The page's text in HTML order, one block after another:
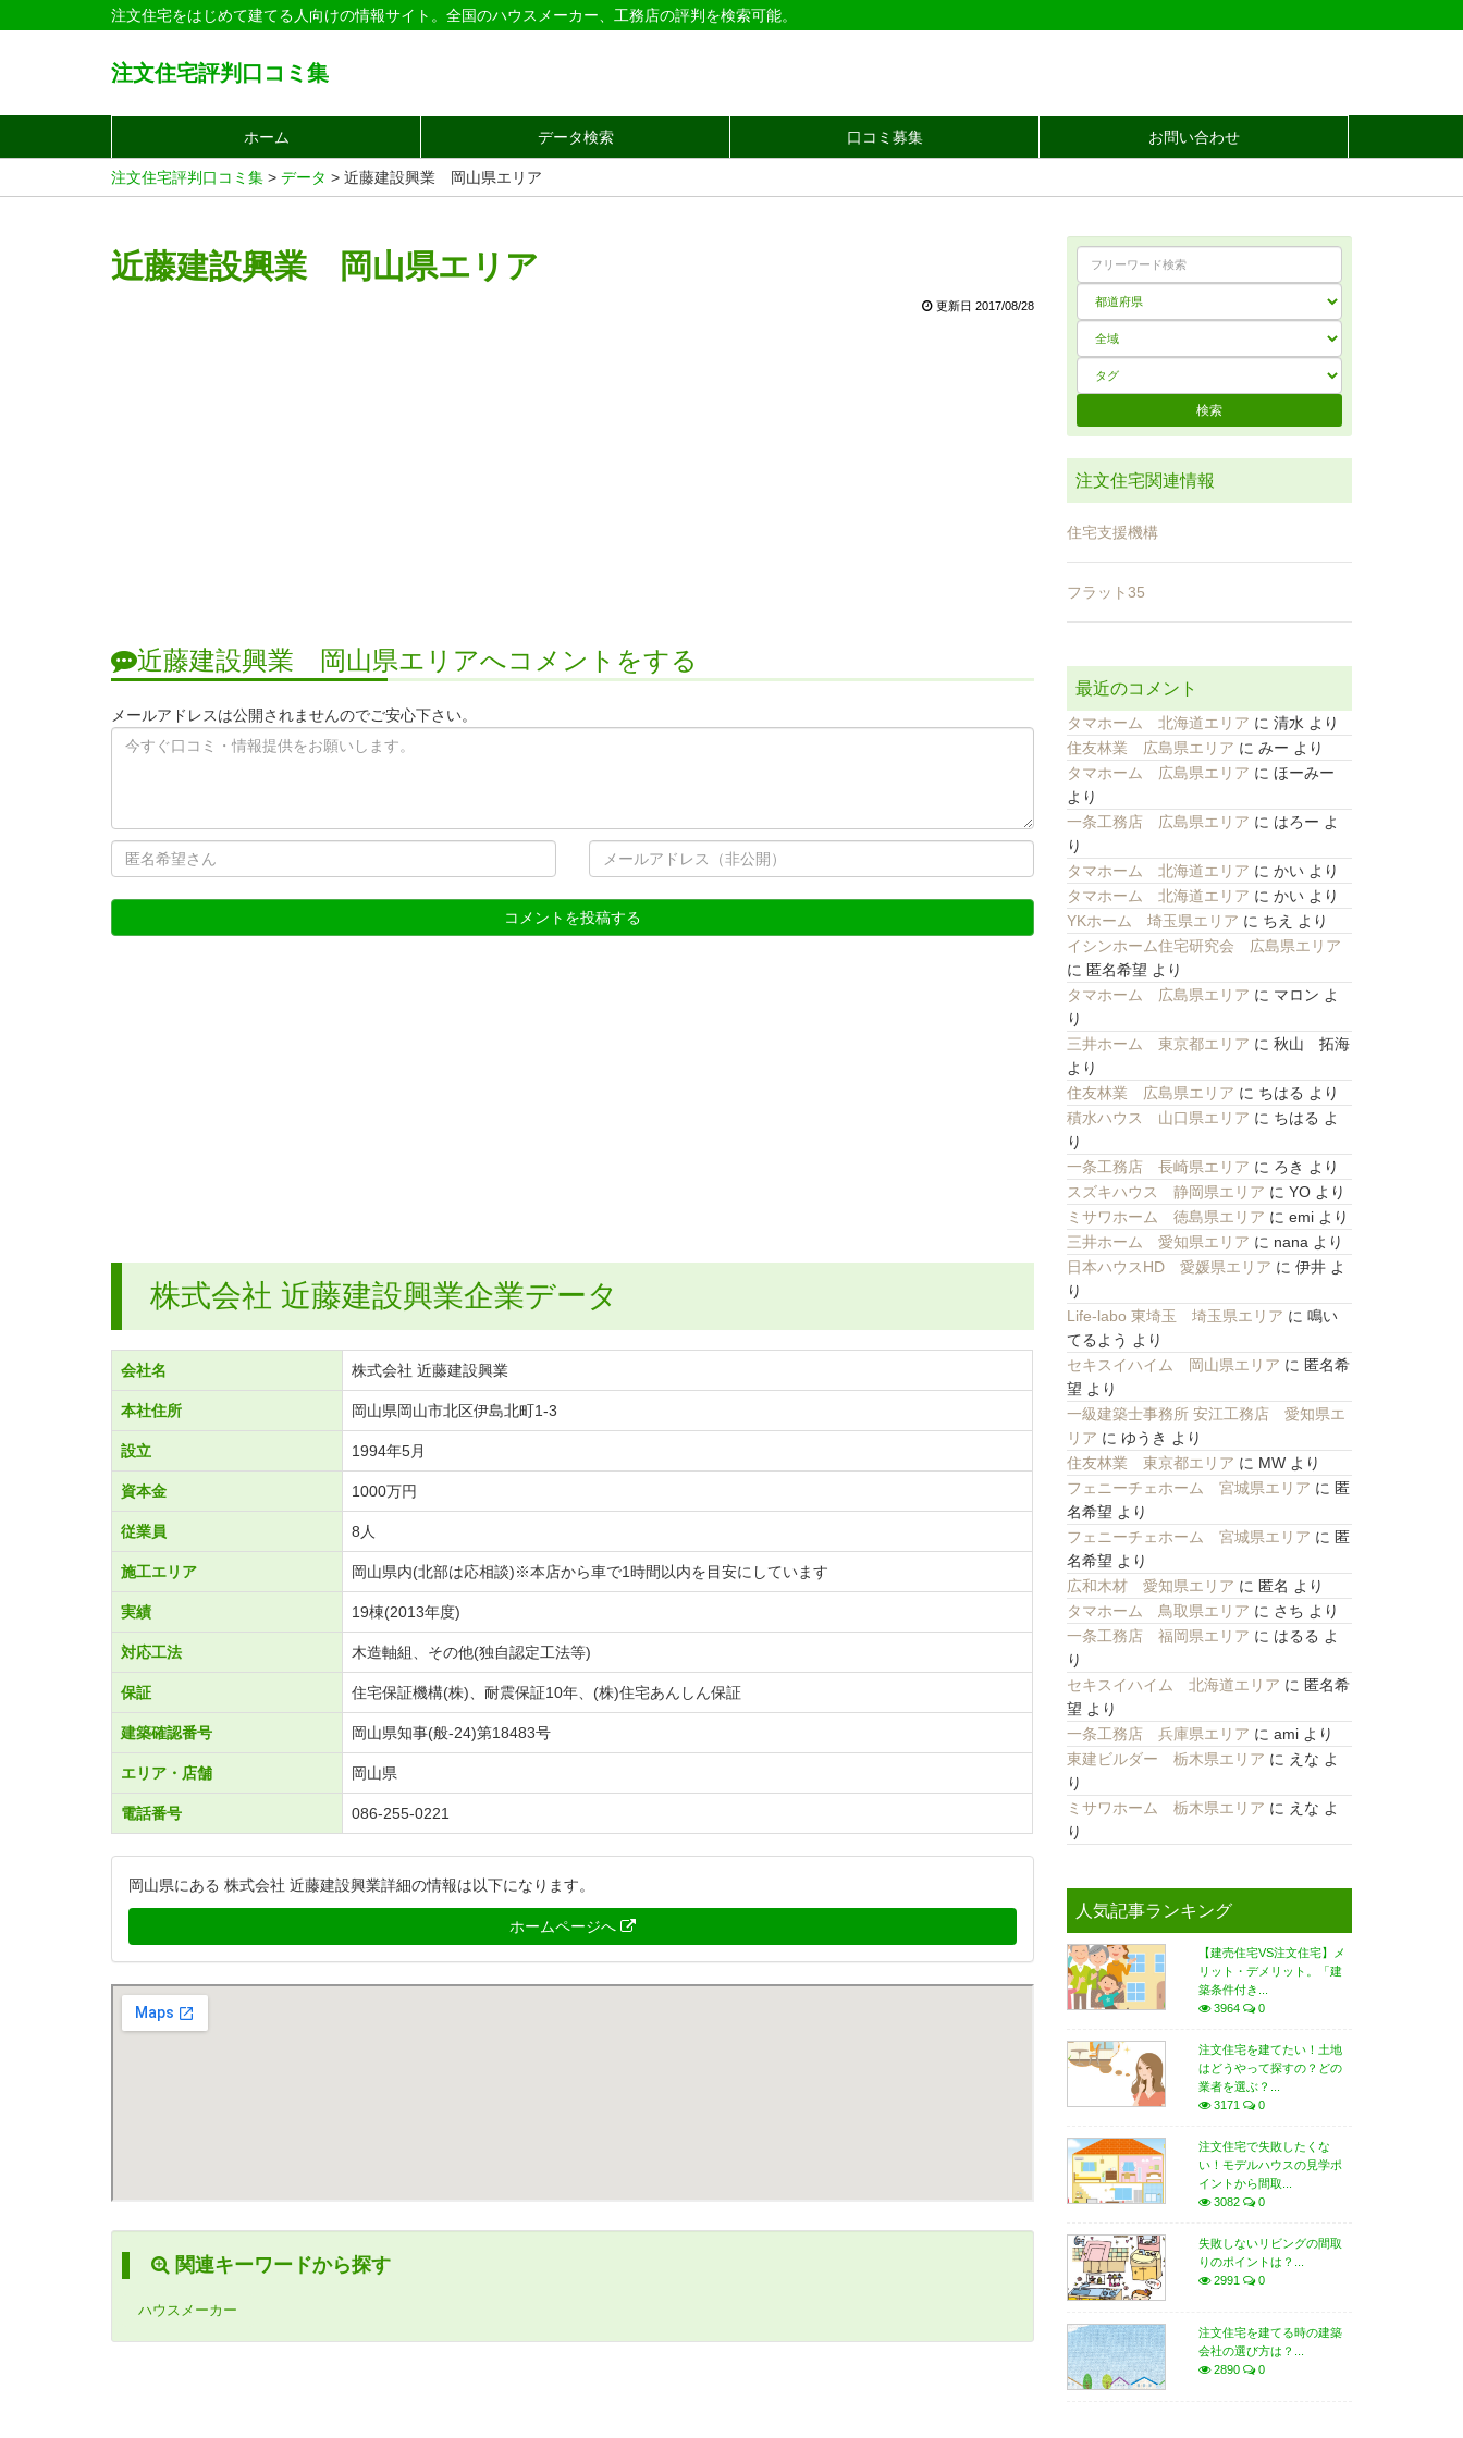
注文住宅をはじめて建てる人向けの情報サイト。全国のハウスメーカー、工務店の評判を検索可能。
注文住宅評判口コミ集
ホーム データ検索 口コミ募集 お問い合わせ
注文住宅評判口コミ集 > データ > 近藤建設興業 岡山県エリア
近藤建設興業 岡山県エリア
更新日 2017/08/28
近藤建設興業 岡山県エリアへコメントをする
メールアドレスは公開されませんのでご安心下さい。
株式会社 近藤建設興業企業データ
会社名 株式会社 近藤建設興業
本社住所 岡山県岡山市北区伊島北町1-3
設立 1994年5月
資本金 1000万円
従業員 8人
施工エリア 岡山県内(北部は応相談)※本店から車で1時間以内を目安にしています
実績 19棟(2013年度)
対応工法 木造軸組、その他(独自認定工法等)
保証 住宅保証機構(株)、耐震保証10年、(株)住宅あんしん保証
建築確認番号 岡山県知事(般-24)第18483号
エリア・店舗 岡山県
電話番号 086-255-0221
岡山県にある 株式会社 近藤建設興業詳細の情報は以下になります。
ホームページへ
関連キーワードから探す
ハウスメーカー
注文住宅関連情報
住宅支援機構
フラット35
最近のコメント
タマホーム 北海道エリア に 清水 より
住友林業 広島県エリア に みー より
タマホーム 広島県エリア に ほーみー
より
一条工務店 広島県エリア に はろー よ
り
タマホーム 北海道エリア に かいより
タマホーム 北海道エリア に かいより
YKホーム 埼玉県エリア に ちえ
より
イシンホーム住宅研究会 広島県エリア
に 匿名希望 より
タマホーム 広島県エリア に マロン よ
り
三井ホーム 東京都エリア に 秋山 拓海
より
住友林業 広島県エリア に ちはる より
積水ハウス 山口県エリア に ちはる よ
り
一条工務店 長崎県エリア に ろき より
スズキハウス 静岡県エリア に YOより
ミサワホーム 徳島県エリア に emiより
三井ホーム 愛知県エリア に nana より
日本ハウスHD 愛媛県エリア に 伊井よ
り
Life-labo 東埼玉 埼玉県エリア に 鳴い
てるよう より
セキスイハイム 岡山県エリア に 匿名希
望 より
一級建築士事務所 安江工務店 愛知県エ
リア に ゆうき より
住友林業 東京都エリア に MWより
フェニーチェホーム 宮城県エリア に 匿
名希望 より
フェニーチェホーム 宮城県エリア に 匿
名希望 より
広和木材 愛知県エリア に 匿名 より
タマホーム 鳥取県エリア に さち より
一条工務店 福岡県エリア に はるる よ
り
セキスイハイム 北海道エリア に 匿名希
望 より
一条工務店 兵庫県エリア に amiより
東建ビルダー 栃木県エリア に えな よ
り
ミサワホーム 栃木県エリア に えな よ
り
人気記事ランキング
【建売住宅VS注文住宅】メ
リット・デメリット。「建
築条件付き...
3964
0
注文住宅を建てたい！土地
はどうやって探すの？どの
業者を選ぶ？...
3171
0
注文住宅で失敗したくな
い！モデルハウスの見学ポ
イントから間取...
3082
0
失敗しないリビングの間取
りのポイントは？...
2991
0
注文住宅を建てる時の建築
会社の選び方は？...
2890
0